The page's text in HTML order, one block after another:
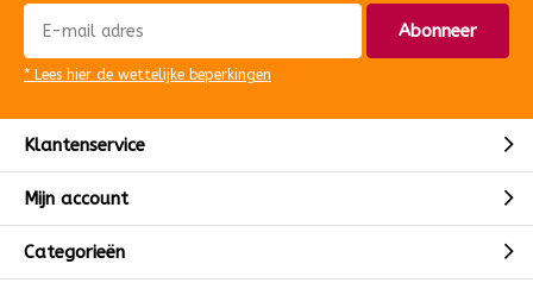
Abonneer
* Lees hier de wettelijke beperkingen
Klantenservice
Mijn account
Categorieën